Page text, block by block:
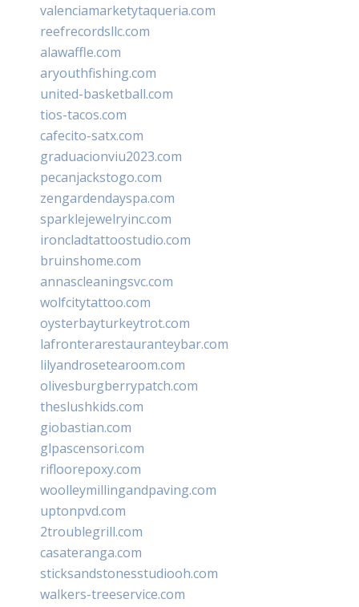
valenciamarketytaqueria.com
reefrecordsllc.com
alawaffle.com
aryouthfishing.com
united-basketball.com
tios-tacos.com
cafecito-satx.com
graduacionviu2023.com
pecanjackstogo.com
zengardendayspa.com
sparklejewelryinc.com
ironcladtattoostudio.com
bruinshome.com
annascleaningsvc.com
wolfcitytattoo.com
oysterbayturkeytrot.com
lafronterarestauranteybar.com
lilyandrosetearoom.com
olivesburgberrypatch.com
theslushkids.com
giobastian.com
glpascensori.com
rifloorepoxy.com
woolleymillingandpaving.com
uptonpvd.com
2troublegrill.com
casateranga.com
sticksandstonesstudiooh.com
walkers-treeservice.com